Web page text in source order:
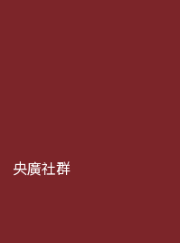
央廣社群